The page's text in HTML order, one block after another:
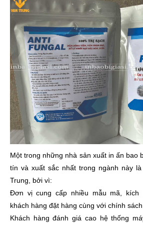
Một trong những nhà sản xuất in ấn bao
tín và xuất sắc nhất trong ngành này
Trung, bởi vì:
Đơn vị cung cấp nhiều mẫu mã, kích
khách hàng đặt hàng cùng với chính
Khách hàng đánh giá cao hệ thống